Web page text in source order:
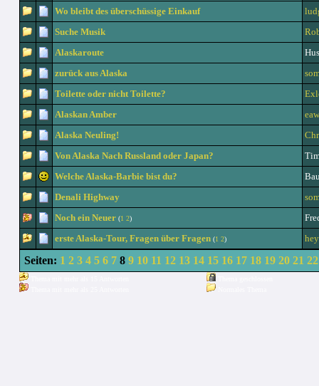
Wo bleibt des überschüssige Einkauf
Suche Musik
Alaskaroute
zurück aus Alaska
Toilette oder nicht Toilette?
Alaskan Amber
Alaska Neuling!
Von Alaska Nach Russland oder Japan?
Welche Alaska-Barbie bist du?
Denali Highway
Noch ein Neuer (1 2)
erste Alaska-Tour, Fragen über Fragen (1 2)
Seiten: 1 2 3 4 5 6 78 9 10 11 12 13 14 15 16 17 18 19 20 21 22
Thema mit mehr als 15 Antworten
Thema mit mehr als 25 Antworten
Thema geschlossen
Normales Thema